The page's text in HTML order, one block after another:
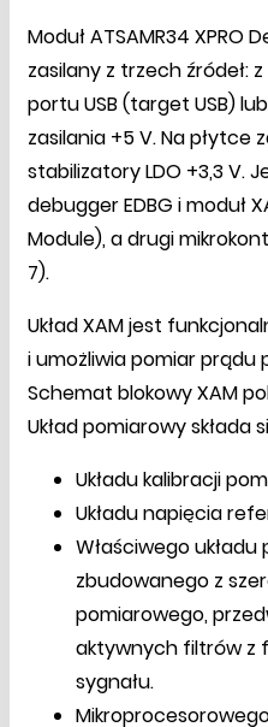
Moduł ATSAMR34 XPRO
zasilany z trzech źródeł: z
portu USB (target USB)
zasilania +5 V. Na
stabilizatory LDO +3,3 V.
debugger EDBG i moduł
Module), a drugi
7).
Układ XAM jest
i umożliwia pomiar prądu
Schemat blokowy XAM
Układ pomiarowy składa
Układu kalibracji
Układu napięcia
Właściwego
zbudowanego z
pomiarowego,
aktywnych filtrów z
sygnału.